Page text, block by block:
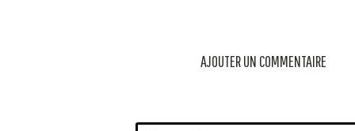
AJOUTER UN COMMENTAIRE